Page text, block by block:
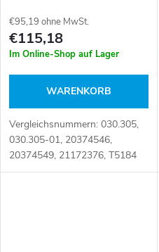
€95,19 ohne MwSt.
€115,18
Im Online-Shop auf Lager
WARENKORB
Vergleichsnummern: 030.305,
030.305-01, 20374546,
20374549, 21172376, T5184
Artikelnummer: 111664